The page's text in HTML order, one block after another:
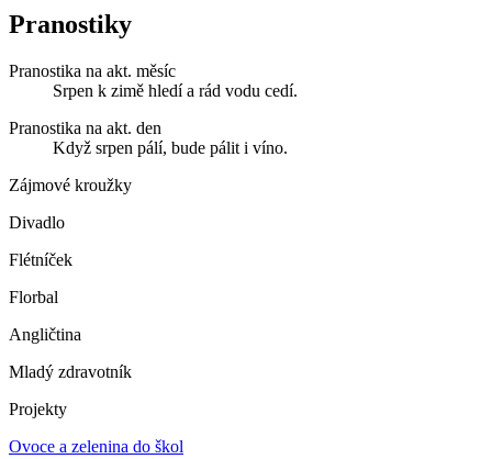
Pranostiky
Pranostika na akt. měsíc
Srpen k zimě hledí a rád vodu cedí.
Pranostika na akt. den
Když srpen pálí, bude pálit i víno.
Zájmové kroužky
Divadlo
Flétníček
Florbal
Angličtina
Mladý zdravotník
Projekty
Ovoce a zelenina do škol